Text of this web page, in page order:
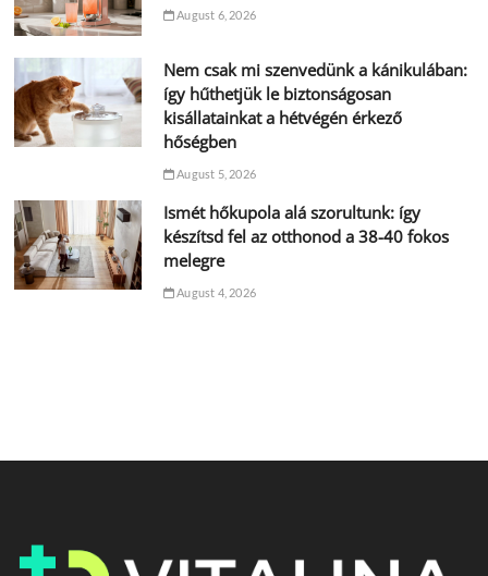
August 6, 2026
Nem csak mi szenvedünk a kánikulában:
így hűthetjük le biztonságosan
kisállatainkat a hétvégén érkező
hőségben
August 5, 2026
Ismét hőkupola alá szorultunk: így
készítsd fel az otthonod a 38-40 fokos
melegre
August 4, 2026